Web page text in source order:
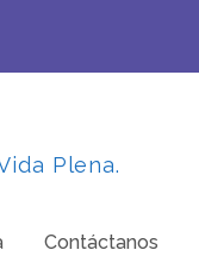
Plena.
Contáctanos